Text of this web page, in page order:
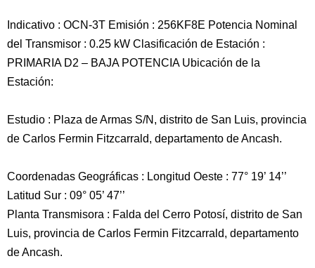
Indicativo : OCN-3T Emisión : 256KF8E Potencia Nominal
del Transmisor : 0.25 kW Clasificación de Estación :
PRIMARIA D2 – BAJA POTENCIA Ubicación de la
Estación:
Estudio : Plaza de Armas S/N, distrito de San Luis, provincia
de Carlos Fermin Fitzcarrald, departamento de Ancash.
Coordenadas Geográficas : Longitud Oeste : 77° 19’ 14’’
Latitud Sur : 09° 05’ 47’’
Planta Transmisora : Falda del Cerro Potosí, distrito de San
Luis, provincia de Carlos Fermin Fitzcarrald, departamento
de Ancash.